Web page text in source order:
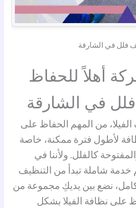
فلل في الشارقة
أهلاً للحفاظ
في الشارقة
الفيلا، من المهم الحفاظ على
لأطول فترة ممكنة، خاصة
كالفلل. ولأننا في
خدمة شاملة تبدأ من التنظيف
نضع بين يديكِ مجموعة من
على نظافة الفيلا بشكل